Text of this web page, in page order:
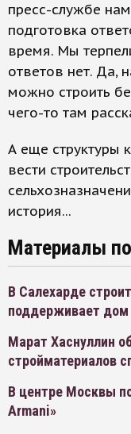
пресс-службе
подготовка
время. Мы
ответов нет. Да,
можно строить
чего-то там
А еще структуры
вести
история...
Материалы
В Салехарде
поддерживает дом
Марат Хаснуллин
стройматериалов
В центре Москвы
Armani»